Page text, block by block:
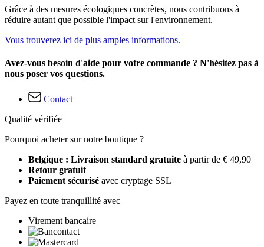
Grâce à des mesures écologiques concrètes, nous contribuons à
réduire autant que possible l'impact sur l'environnement.
Vous trouverez ici de plus amples informations.
Avez-vous besoin d'aide pour votre commande ? N'hésitez pas à
nous poser vos questions.
Contact
Qualité vérifiée
Pourquoi acheter sur notre boutique ?
Belgique : Livraison standard gratuite à partir de € 49,90
Retour gratuit
Paiement sécurisé avec cryptage SSL
Payez en toute tranquillité avec
Virement bancaire